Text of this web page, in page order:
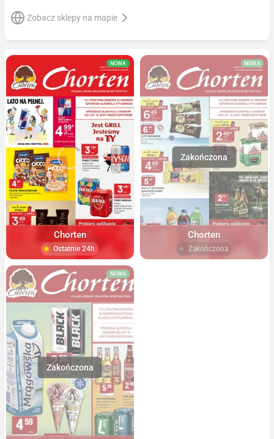
Zobacz sklepy na mapie
NOWA
Chorten
Ostatnie 24h
NOWA
Chorten
Zakończona
NOWA